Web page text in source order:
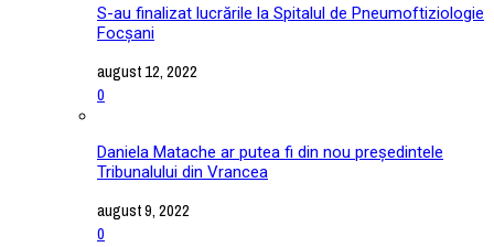
S-au finalizat lucrările la Spitalul de Pneumoftiziologie
Focșani
august 12, 2022
0
Daniela Matache ar putea fi din nou președintele
Tribunalului din Vrancea
august 9, 2022
0